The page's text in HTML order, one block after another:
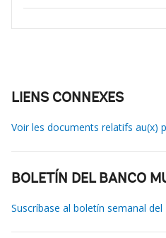
LIENS CONNEXES
Voir les documents relatifs au(x)
BOLETÍN DEL BANCO
Suscríbase al boletín semanal